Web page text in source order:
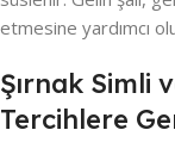
etmesine yardımcı
Şırnak Simli
Tercihlere